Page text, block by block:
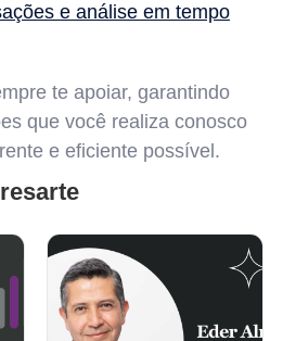
e análise em tempo
te apoiar, garantindo
que você realiza conosco
e eficiente possível.